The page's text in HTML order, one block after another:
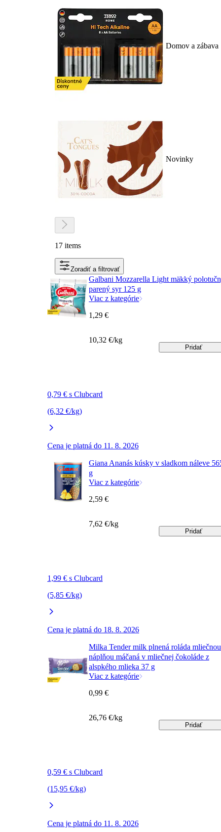
Domov a zábava
Novinky
17 items
Zoradiť a filtrovať
Galbani Mozzarella Light mäkký
parený syr 125 g
Viac z kategórie
0,79 € s Clubcard
(6,32 €/kg)
Cena je platná do 11. 8. 2026
1,29 €
10,32 €/kg
Pridať
Giana Ananás kúsky v sladkom náleve
g
Viac z kategórie
1,99 € s Clubcard
(5,85 €/kg)
Cena je platná do 18. 8. 2026
2,59 €
7,62 €/kg
Pridať
Milka Tender milk plnená roláda mliečnou
náplňou máčaná v mliečnej čokoláde z
alspkého mlieka 37 g
Viac z kategórie
0,59 € s Clubcard
(15,95 €/kg)
Cena je platná do 11. 8. 2026
0,99 €
26,76 €/kg
Pridať